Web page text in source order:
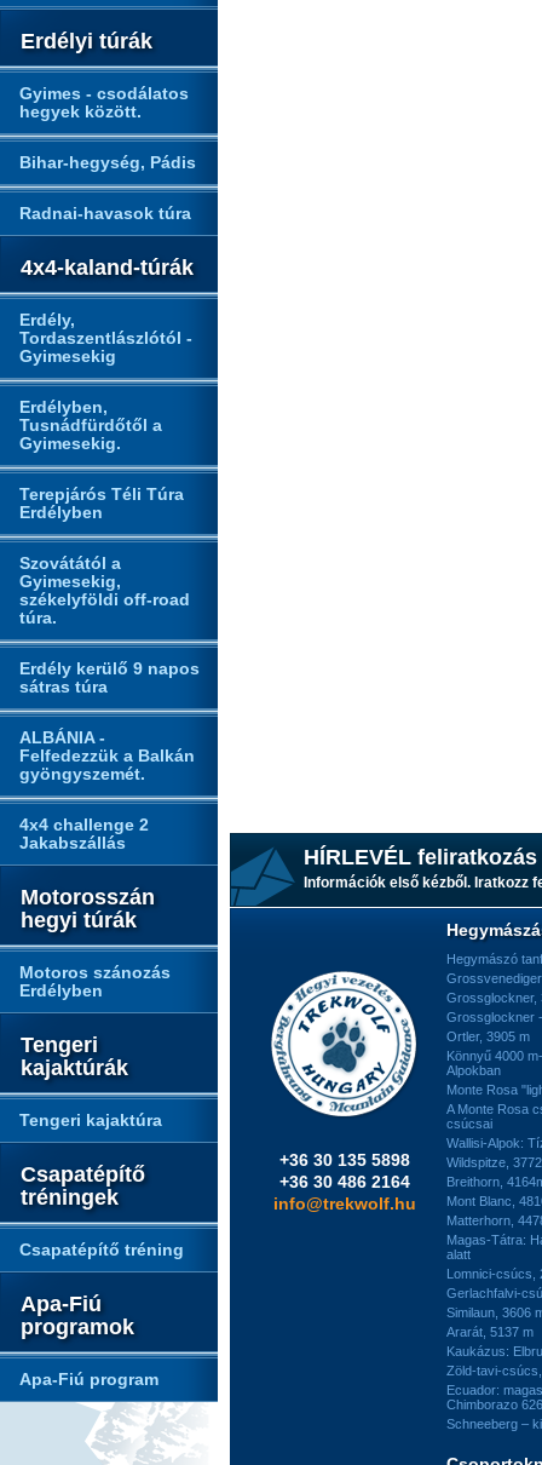
Erdélyi túrák
Gyimes - csodálatos
hegyek között.
Bihar-hegység, Pádis
Radnai-havasok túra
4x4-kaland-túrák
Erdély,
Tordaszentlászlótól -
Gyimesekig
Erdélyben,
Tusnádfürdőtől a
Gyimesekig.
Terepjárós Téli Túra
Erdélyben
Szovátától a
Gyimesekig,
székelyföldi off-road
túra.
Erdély kerülő 9 napos
sátras túra
ALBÁNIA -
Felfedezzük a Balkán
gyöngyszemét.
4x4 challenge 2
Jakabszállás
Motorosszán
hegyi túrák
Motoros szánozás
Erdélyben
Tengeri
kajaktúrák
Tengeri kajaktúra
Csapatépítő
tréningek
Csapatépítő tréning
Apa-Fiú
programok
Apa-Fiú program
HÍRLEVÉL feliratkozás
Információk első kézből. Iratkozz
+36 30 135 5898
+36 30 486 2164
info@trekwolf.hu
Hegymászó
Grossglockner,
Grossglockner
Ortler, 3905 m
Könnyű 4000
Alpokban
Monte Rosa
A Monte Rosa
csúcsai
Wallisi-Alpok:
Wildspitze,
Breithorn,
Mont Blanc,
Matterhorn,
Magas-Tátra:
alatt
Lomnici-csúcs,
Gerlachfalvi-
Similaun, 3606
Ararát, 5137 m
Kaukázus:
Zöld-tavi-
Ecuador:
Chimborazo
Schneeberg –